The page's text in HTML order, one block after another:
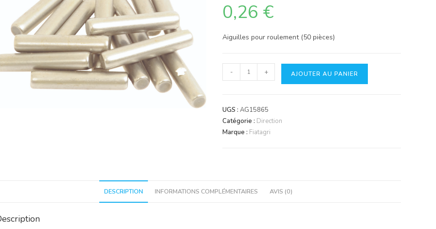
0,26 €
Aiguilles pour roulement (50 pièces)
quantité
de
aiguilles
- + AJOUTER AU PANIER
UGS :AG15865
Catégorie : Direction
Marque : Fiatagri
DESCRIPTION INFORMATIONS COMPLÉMENTAIRES AVIS (0)